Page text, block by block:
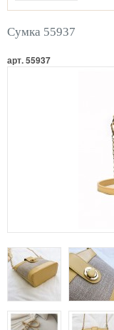
Сумка 55937
арт. 55937